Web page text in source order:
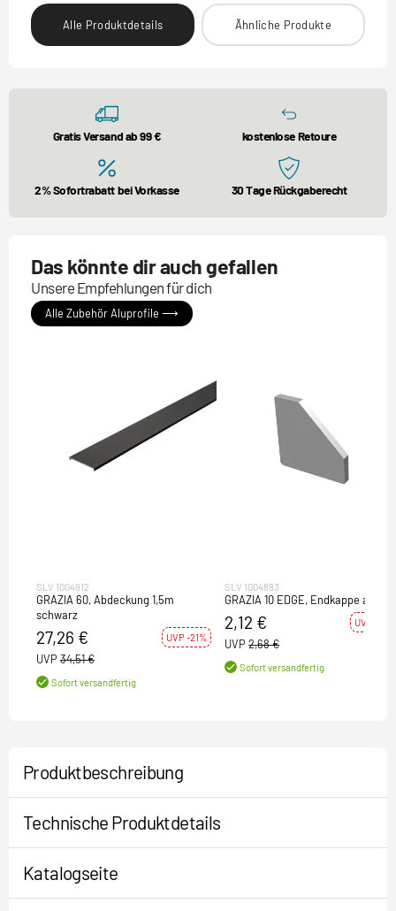
Alle Produktdetails Ähnliche Produkte
Gratis Versand ab 99 € kostenlose Retoure
2% Sofortrabatt bei Vorkasse 30 Tage Rückgaberecht
Das könnte dir auch gefallen
Unsere Empfehlungen für dich
Alle Zubehör Aluprofile ⟶
SLV 1004912
GRAZIA 60, Abdeckung 1,5m
schwarz
27,26 € UVP -21%
UVP 34,51 €
Sofort versandfertig
SLV 1004893
GRAZIA 10 EDGE, Endkappe alu
2,12 € UVP -21%
UVP 2,68 €
Sofort versandfertig
Produktbeschreibung
Technische Produktdetails
Katalogseite